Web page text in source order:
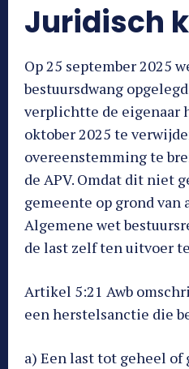
Juridisch
Op 25 september 2025
bestuursdwang
verplichtte de eigenaar
oktober 2025 te
overeenstemming te
de APV. Omdat dit niet
gemeente op grond van
Algemene wet
de last zelf ten uitvoer
Artikel 5:21 Awb
een herstelsanctie die
a) Een last tot geheel